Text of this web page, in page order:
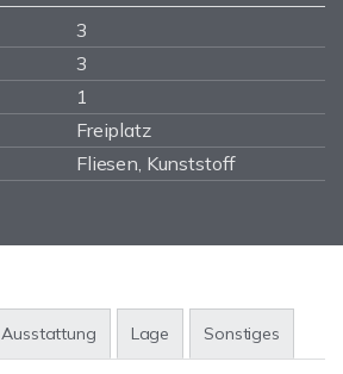
3
3
1
Freiplatz
Fliesen, Kunststoff
Ausstattung Lage Sonstiges